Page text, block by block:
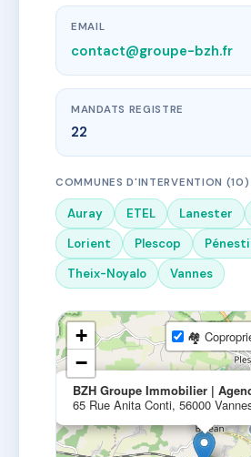
EMAIL
contact@groupe-bzh.fr
MANDATS REGISTRE
22
COMMUNES D'INTERVENTION (10)
Auray ETEL Lanester
Lorient
Plescop
Theix-Noyalo
Vannes
BZH Groupe Immobilier |
65 Rue Anita Conti, 56000
+
−
🏘